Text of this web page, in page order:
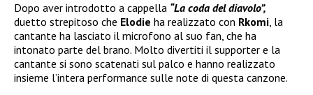
Dopo aver introdotto a cappella “La coda del diavolo”,
duetto strepitoso che Elodie ha realizzato con Rkomi, la
cantante ha lasciato il microfono al suo fan, che ha
intonato parte del brano. Molto divertiti il supporter e la
cantante si sono scatenati sul palco e hanno realizzato
insieme l’intera performance sulle note di questa canzone.